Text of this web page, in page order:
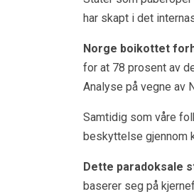
har skapt i det
Norge boikottet
for at 78 prosent av
Analyse på vegne av
Samtidig som våre
beskyttelse gjennom
Dette paradoksale
baserer seg på